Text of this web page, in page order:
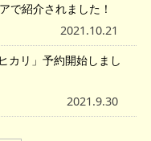
で紹介されました！
2021.10.21
カリ」予約開始しまし
2021.9.30